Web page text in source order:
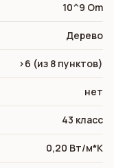
10^9 Om
Дерево
>6 (из 8 пунктов)
нет
43 класс
0,20 Вт/м*К